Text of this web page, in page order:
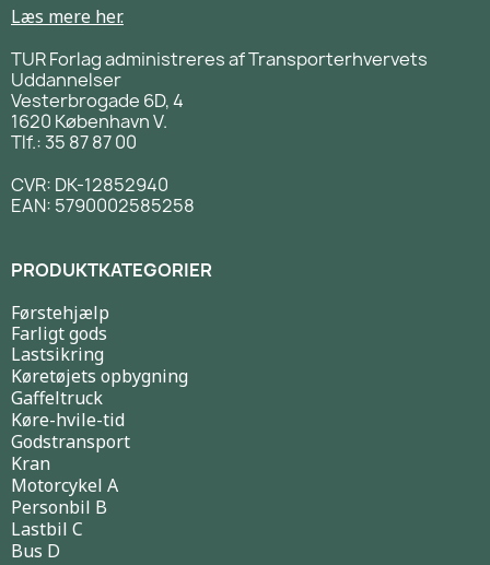
Læs mere her.
TUR Forlag administreres af Transporterhvervets
Uddannelser
Vesterbrogade 6D, 4
1620 København V.
Tlf.: 35 87 87 00
CVR: DK-12852940
EAN: 5790002585258
PRODUKTKATEGORIER
Førstehjælp
Farligt gods
Lastsikring
Køretøjets opbygning
Gaffeltruck
Køre-hvile-tid
Godstransport
Kran
Motorcykel A
Personbil B
Lastbil C
Bus D